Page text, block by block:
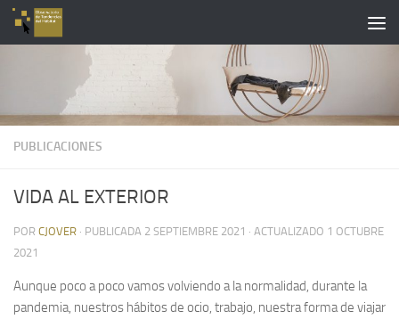
Saltar al contenido
PUBLICACIONES
VIDA AL EXTERIOR
POR CJOVER · PUBLICADA 2 SEPTIEMBRE 2021 · ACTUALIZADO 1 OCTUBRE
2021
Aunque poco a poco vamos volviendo a la normalidad, durante la
pandemia, nuestros hábitos de ocio, trabajo, nuestra forma de viajar